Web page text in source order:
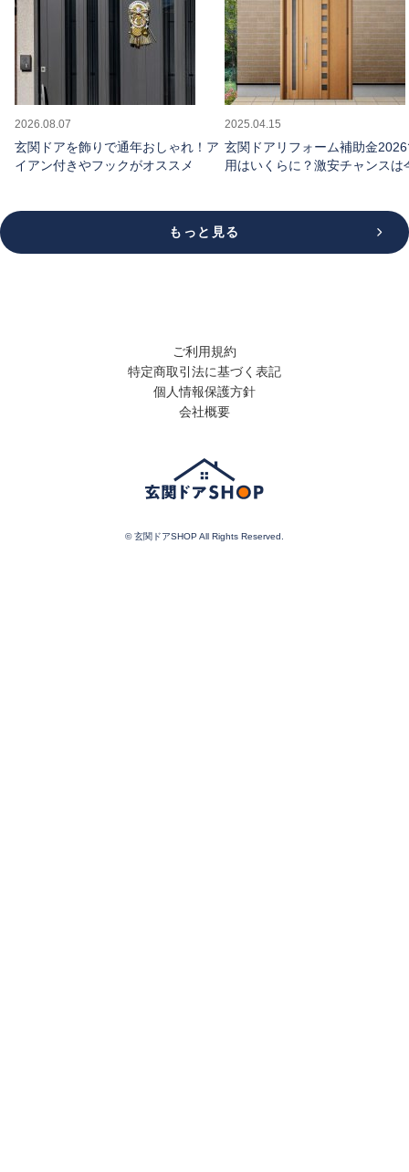
2026.08.07
玄関ドアを飾りで通年おしゃれ！ア
イアン付きやフックがオススメ
2025.04.15
玄関ドアリフォーム補助金
用はいくらに？激安チャンスは
もっと見る
ご利用規約
特定商取引法に基づく表記
個人情報保護方針
会社概要
© 玄関ドアSHOP All Rights Reserved.